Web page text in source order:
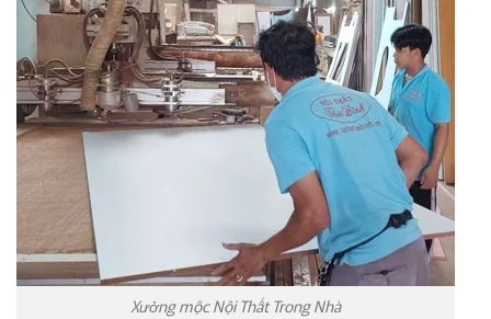
Xưởng mộc Nội Thất Trong Nhà